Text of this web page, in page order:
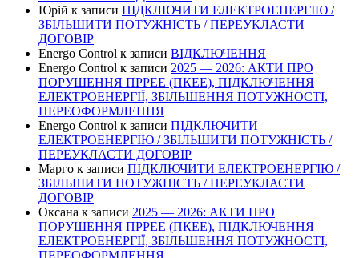
Юрій к записи ПІДКЛЮЧИТИ ЕЛЕКТРОЕНЕРГІЮ /
ЗБІЛЬШИТИ ПОТУЖНІСТЬ / ПЕРЕУКЛАСТИ
ДОГОВІР
Energo Control к записи ВІДКЛЮЧЕННЯ
Energo Control к записи 2025 — 2026: АКТИ ПРО
ПОРУШЕННЯ ПРРЕЕ (ПКЕЕ), ПІДКЛЮЧЕННЯ
ЕЛЕКТРОЕНЕРГІЇ, ЗБІЛЬШЕННЯ ПОТУЖНОСТІ,
ПЕРЕОФОРМЛЕННЯ
Energo Control к записи ПІДКЛЮЧИТИ
ЕЛЕКТРОЕНЕРГІЮ / ЗБІЛЬШИТИ ПОТУЖНІСТЬ /
ПЕРЕУКЛАСТИ ДОГОВІР
Марго к записи ПІДКЛЮЧИТИ ЕЛЕКТРОЕНЕРГІЮ /
ЗБІЛЬШИТИ ПОТУЖНІСТЬ / ПЕРЕУКЛАСТИ
ДОГОВІР
Оксана к записи 2025 — 2026: АКТИ ПРО
ПОРУШЕННЯ ПРРЕЕ (ПКЕЕ), ПІДКЛЮЧЕННЯ
ЕЛЕКТРОЕНЕРГІЇ, ЗБІЛЬШЕННЯ ПОТУЖНОСТІ,
ПЕРЕОФОРМЛЕННЯ